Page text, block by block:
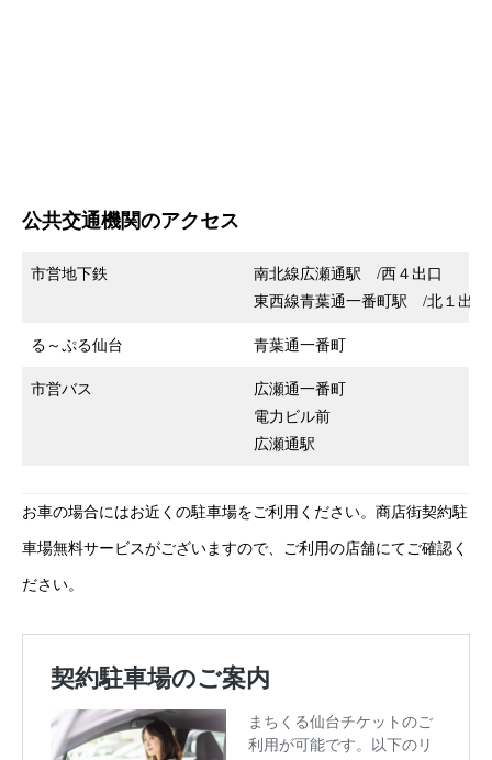
公共交通機関のアクセス
市営地下鉄
南北線広瀬通駅 /西４出口
東西線青葉通一番町駅 /北１出口
る～ぷる仙台 青葉通一番町
市営バス
広瀬通一番町
電力ビル前
広瀬通駅
お車の場合にはお近くの駐車場をご利用ください。商店街契約駐
車場無料サービスがございますので、ご利用の店舗にてご確認く
ださい。